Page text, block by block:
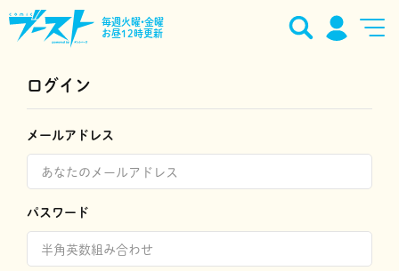
毎週火曜•金曜
お昼12時更新
ログイン
メールアドレス
パスワード